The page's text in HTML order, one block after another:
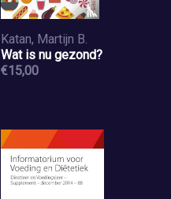
Katan, Martijn B.
Wat is nu gezond?
€15,00